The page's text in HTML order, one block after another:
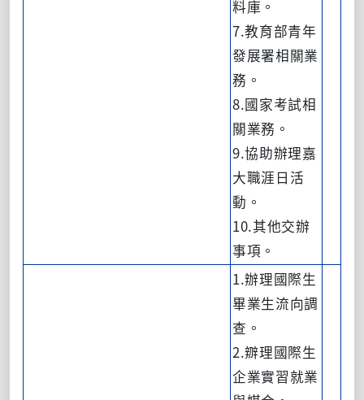
料庫。
7.教育部青年
發展署相關業
務。
8.國家考試相
關業務。
9.協助辦理嘉
大職涯日活
動。
10.其他交辦
事項。
1.辦理國際生
畢業生流向調
查。
2.辧理國際生
企業實習就業